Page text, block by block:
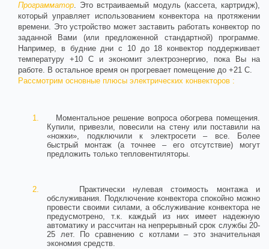
Программатор . Это встраиваемый модуль (кассета, картридж),
который управляет использованием конвектора на протяжении
времени. Это устройство может заставить работать конвектор по
заданной Вами (или предложенной стандартной) программе.
Например, в будние дни с 10 до 18 конвектор поддерживает
температуру +10 С и экономит электроэнергию, пока Вы на
работе. В остальное время он прогревает помещение до +21 С.
Рассмотрим основные плюсы электрических конвекторов :
1.
Моментальное решение вопроса обогрева помещения.
Купили, привезли, повесили на стену или поставили на
«ножки», подключили к электросети – все. Более
быстрый монтаж (а точнее – его отсутствие) могут
предложить только тепловентиляторы.
2.
Практически нулевая стоимость монтажа и
обслуживания. Подключение конвектора спокойно можно
провести своими силами, а обслуживание конвектора не
предусмотрено, т.к. каждый из них имеет надежную
автоматику и рассчитан на непрерывный срок службы 20-
25 лет. По сравнению с котлами – это значительная
экономия средств.